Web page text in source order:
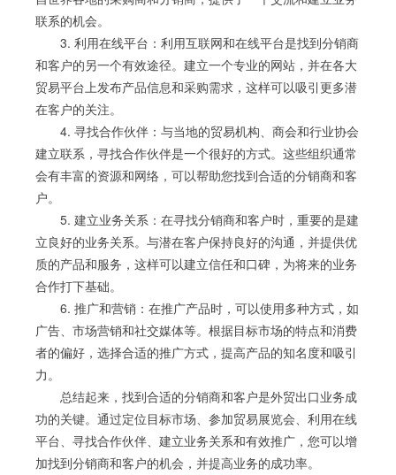
联系的机会。
3. 利用在线平台：利用互联网和在线平台是找到分销商
和客户的另一个有效途径。建立一个专业的网站，并在各大
贸易平台上发布产品信息和采购需求，这样可以吸引更多潜
在客户的关注。
4. 寻找合作伙伴：与当地的贸易机构、商会和行业协会
建立联系，寻找合作伙伴是一个很好的方式。这些组织通常
会有丰富的资源和网络，可以帮助您找到合适的分销商和客
户。
5. 建立业务关系：在寻找分销商和客户时，重要的是建
立良好的业务关系。与潜在客户保持良好的沟通，并提供优
质的产品和服务，这样可以建立信任和口碑，为将来的业务
合作打下基础。
6. 推广和营销：在推广产品时，可以使用多种方式，如
广告、市场营销和社交媒体等。根据目标市场的特点和消费
者的偏好，选择合适的推广方式，提高产品的知名度和吸引
力。
总结起来，找到合适的分销商和客户是外贸出口业务成
功的关键。通过定位目标市场、参加贸易展览会、利用在线
平台、寻找合作伙伴、建立业务关系和有效推广，您可以增
加找到分销商和客户的机会，并提高业务的成功率。